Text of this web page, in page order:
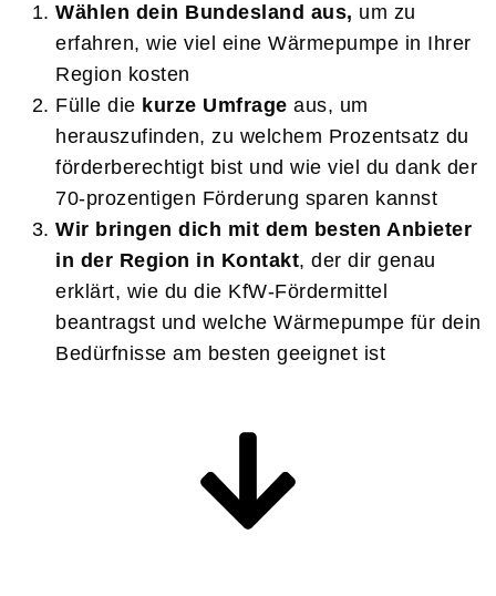
Wählen dein Bundesland aus, um zu
erfahren, wie viel eine Wärmepumpe in Ihrer
Region kosten
Fülle die kurze Umfrage aus, um
herauszufinden, zu welchem Prozentsatz du
förderberechtigt bist und wie viel du dank der
70-prozentigen Förderung sparen kannst
Wir bringen dich mit dem besten Anbieter
in der Region in Kontakt, der dir genau
erklärt, wie du die KfW-Fördermittel
beantragst und welche Wärmepumpe für dein
Bedürfnisse am besten geeignet ist